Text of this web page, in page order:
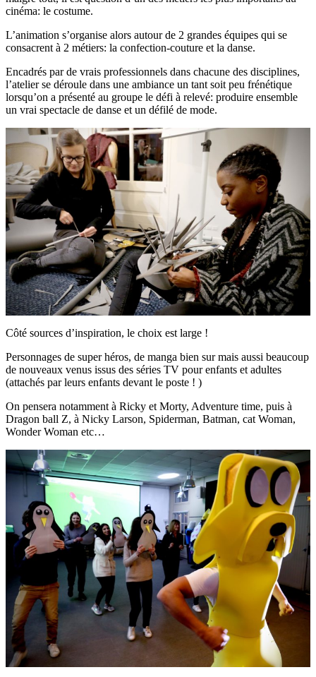
cinéma: le costume.
L’animation s’organise alors autour de 2 grandes équipes qui se
consacrent à 2 métiers: la confection-couture et la danse.
Encadrés par de vrais professionnels dans chacune des disciplines,
l’atelier se déroule dans une ambiance un tant soit peu frénétique
lorsqu’on a présenté au groupe le défi à relevé: produire ensemble
un vrai spectacle de danse et un défilé de mode.
Côté sources d’inspiration, le choix est large !
Personnages de super héros, de manga bien sur mais aussi beaucoup
de nouveaux venus issus des séries TV pour enfants et adultes
(attachés par leurs enfants devant le poste ! )
On pensera notamment à Ricky et Morty, Adventure time, puis à
Dragon ball Z, à Nicky Larson, Spiderman, Batman, cat Woman,
Wonder Woman etc…